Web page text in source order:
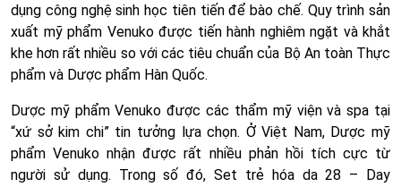
dụng công nghệ sinh học tiên tiến để bào chế. Quy trình sản
xuất mỹ phẩm Venuko được tiến hành nghiêm ngặt và khắt
khe hơn rất nhiều so với các tiêu chuẩn của Bộ An toàn Thực
phẩm và Dược phẩm Hàn Quốc.
Dược mỹ phẩm Venuko được các thẩm mỹ viện và spa tại
“xứ sở kim chi” tin tưởng lựa chọn. Ở Việt Nam, Dược mỹ
phẩm Venuko nhận được rất nhiều phản hồi tích cực từ
người sử dụng. Trong số đó, Set trẻ hóa da 28 – Day